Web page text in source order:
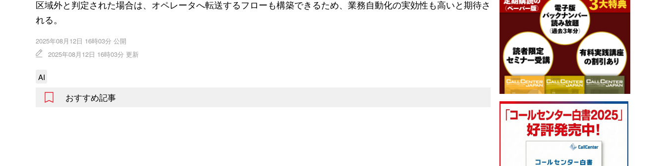
区域外と判定された場合は、オペレータへ転送するフローも構築できるため、業務自動化の実効性も高いと期待さ
れる。
2025年08月12日 16時03分 公開
2025年08月12日 16時03分 更新
AI
おすすめ記事